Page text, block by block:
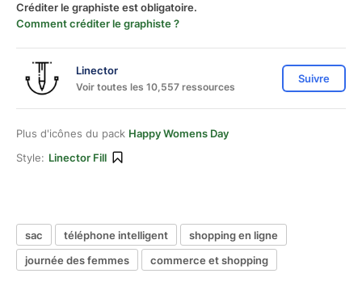
Créditer le graphiste est obligatoire.
Comment créditer le graphiste ?
Linector
Voir toutes les 10,557 ressources
Suivre
Plus d'icônes du pack Happy Womens Day
Style: Linector Fill
sac téléphone intelligent
shopping en ligne
journée des femmes
commerce et shopping